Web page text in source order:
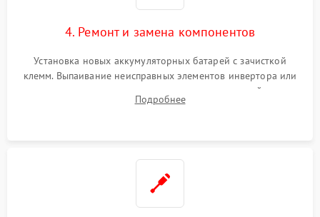
4. Ремонт и замена компонентов
Установка новых аккумуляторных батарей с зачисткой
клемм. Выпаивание неисправных элементов инвертора или
цепи зарядки и монтаж новых радиодеталей.
Восстановление поврежденных токоведущих дорожек и
Подробнее